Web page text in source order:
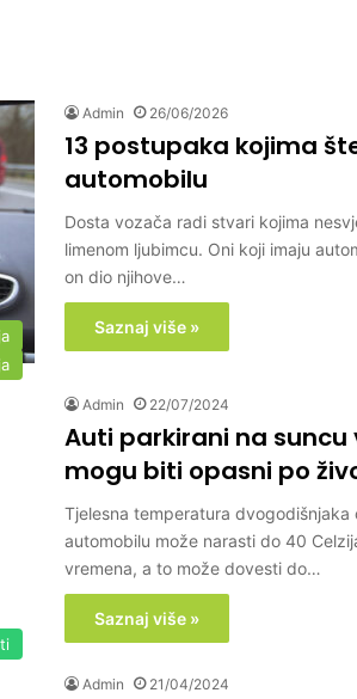
Admin 26/06/2026
13 postupaka kojima
automobilu
Dosta vozača radi stvari kojima
limenom ljubimcu. Oni koji imaju
on dio njihove…
Saznaj više »
Admin 22/07/2024
Auti parkirani na suncu
mogu biti opasni po
Tjelesna temperatura dvogodišnjaka
automobilu može narasti do 40
vremena, a to može dovesti do…
Saznaj više »
Admin 21/04/2024